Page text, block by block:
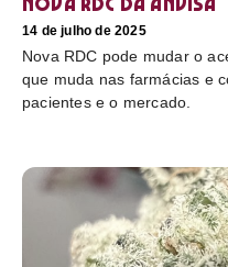
14 de julho de 2025
Nova RDC pode mudar o
que muda nas farmácias e
pacientes e o mercado.